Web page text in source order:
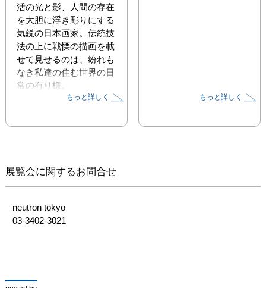
活の光と影、人間の存在
を大胆に浮き彫りにする
気鋭の日本画家。伝統技
法の上に戦慄の描画を載
せて見せるのは、紛れも
なき私達の住む世界の日
常の有り様。
自身もマスクで顔を覆い
せ、客観的で熱量のこも
ほどに広がる景色の奥行
きは、この時代のリアル
を映し出す。
これは私の勝手な思い
もっと詳しく もっと詳しく
展覧会に関するお問合せ
neutron tokyo
03-3402-3021